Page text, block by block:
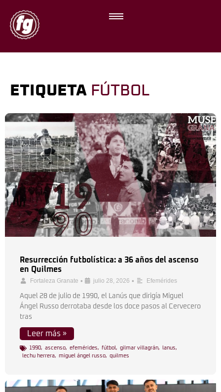
ETIQUETA FÚTBOL
Resurrección futbolística: a 36 años del ascenso
en Quilmes
Fortaleza Granate • julio 28, 2026 • Efemérides
Aquel 28 de julio de 1990, el Lanús que dirigía Miguel
Ángel Russo derrotaba desde los doce pasos al Cervecero
tras
Leer más »
1990, ascenso, efemérides, fútbol , gilmar villagrán, lanus,
lechu herrera, miguel ángel russo, quilmes